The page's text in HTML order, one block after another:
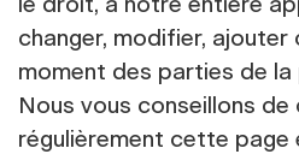
le droit, à notre entière
changer, modifier,
moment des parties de
Nous vous conseillons de
régulièrement cette page